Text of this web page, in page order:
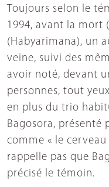
Toujours selon le
1994, avant la mort
(Habyarimana), un
veine, suivi des
avoir noté, devant
personnes, tout
en plus du trio
Bagosora, présenté
comme « le cerveau
rappelle pas que
précisé le témoin.